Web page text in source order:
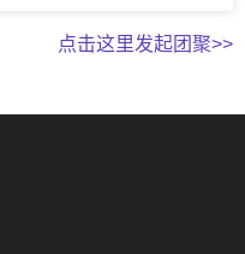
点击这里发起团聚>>